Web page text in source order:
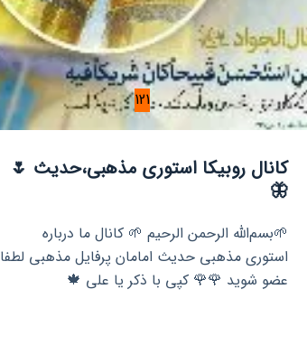
121
کانال روبیکا استوری مذهبی،حدیث 🌷
🦋
🌱بسم‌الله الرحمن الرحیم 🌱 کانال ما درباره
استوری مذهبی حدیث امامان پرفایل مذهبی لطفا
عضو شوید 🌹🌹 کپی با ذکر یا علی 🍁